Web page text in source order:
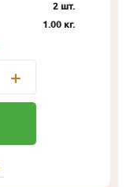
2 шт.
1.00 кг.